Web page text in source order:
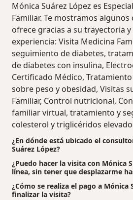
Mónica Suárez López es
Familiar. Te mostramos
ofrece gracias a su trayectoria
experiencia: Visita Medicina
seguimiento de diabetes,
de diabetes con insulina,
Certificado Médico,
sobre peso y obesidad, Visitas
Familiar, Control nutricional,
familiar virtual, tratamiento y
colesterol y triglicéridos
¿En dónde está ubicado el
Suárez López?
¿Puedo hacer la visita con Mónica
línea, sin tener que desplazarme
¿Cómo se realiza el pago a Mónica
finalizar la visita?